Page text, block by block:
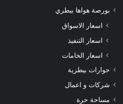
بورصة هواها بيطري
اسعار الاسواق
اسعار التنفيذ
اسعار الخامات
حوارات بيطرية
شركات و اعمال
مساحة حرة